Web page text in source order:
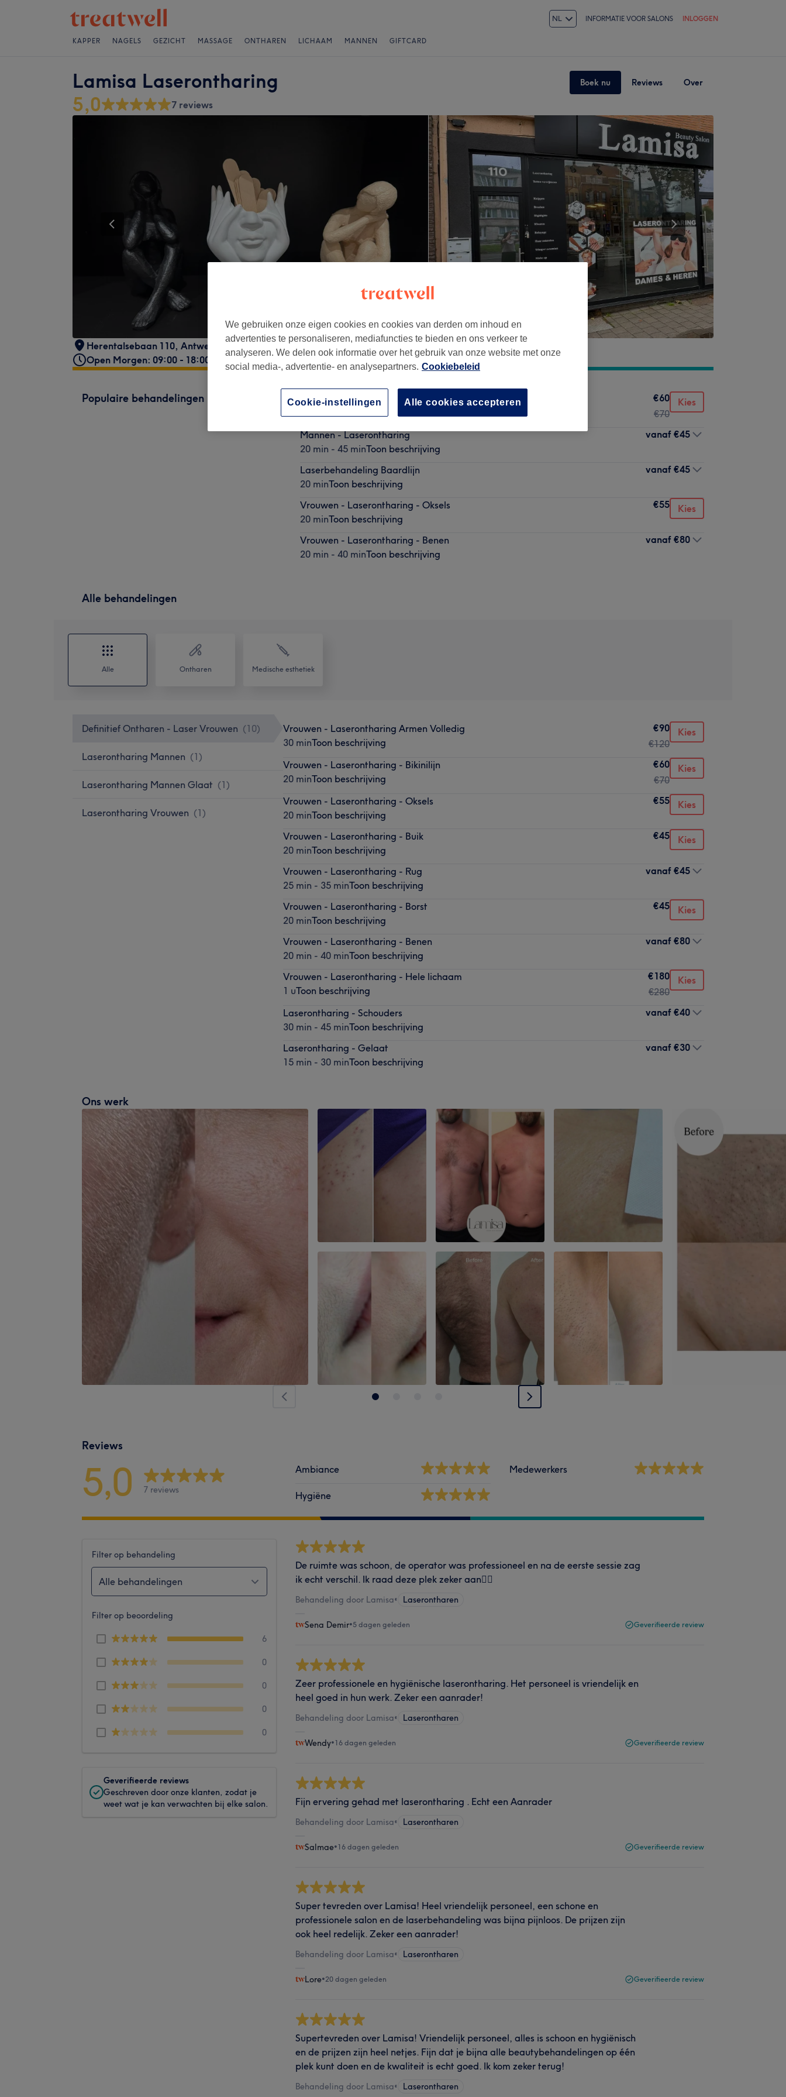
NL INFORMATIE VOOR SALONS INLOGGEN
KAPPER NAGELS GEZICHT MASSAGE ONTHAREN LICHAAM MANNEN GIFTCARD
Lamisa Laserontharing Boek nu Reviews Over
5,0 7 reviews
Herentalsebaan 110, Antwerpen, 2100 - Onderdeel van Lamisa Laserontharing & Nailart
Open Morgen: 09:00 - 18:00
Populaire behandelingen
Vrouwen - Laserontharing - Bikinilijn
€60
€70
Kies
Mannen - Laserontharing
20 min - 45 minToon beschrijving
vanaf €45
Laserbehandeling Baardlijn
20 minToon beschrijving
vanaf €45
Vrouwen - Laserontharing - Oksels
20 minToon beschrijving
€55 Kies
Vrouwen - Laserontharing - Benen
20 min - 40 minToon beschrijving
vanaf €80
Alle behandelingen
Alle Ontharen Medische esthetiek
Definitief Ontharen - Laser Vrouwen (10)
Laserontharing Mannen (1)
Laserontharing Mannen Glaat (1)
Laserontharing Vrouwen (1)
Vrouwen - Laserontharing Armen Volledig
30 minToon beschrijving
€90
€120
Kies
Vrouwen - Laserontharing - Bikinilijn
20 minToon beschrijving
€60
€70
Kies
Vrouwen - Laserontharing - Oksels
20 minToon beschrijving
€55 Kies
Vrouwen - Laserontharing - Buik
20 minToon beschrijving
€45 Kies
Vrouwen - Laserontharing - Rug
25 min - 35 minToon beschrijving
vanaf €45
Vrouwen - Laserontharing - Borst
20 minToon beschrijving
€45 Kies
Vrouwen - Laserontharing - Benen
20 min - 40 minToon beschrijving
vanaf €80
Vrouwen - Laserontharing - Hele lichaam
1 uToon beschrijving
€180
€280
Kies
Laserontharing - Schouders
30 min - 45 minToon beschrijving
vanaf €40
Laserontharing - Gelaat
15 min - 30 minToon beschrijving
vanaf €30
Ons werk
Reviews
5,0 7 reviews
Ambiance
Hygiëne
Medewerkers
Filter op behandeling
Alle behandelingen
Filter op beoordeling
6
0
0
0
0
Geverifieerde reviews
Geschreven door onze klanten, zodat je
weet wat je kan verwachten bij elke salon.
De ruimte was schoon, de operator was professioneel en na de eerste sessie zag
ik echt verschil. Ik raad deze plek zeker aan👍🏻
Behandeling door Lamisa• Laserontharen
Sena Demir•5 dagen geleden Geverifieerde review
Zeer professionele en hygiënische laserontharing. Het personeel is vriendelijk en
heel goed in hun werk. Zeker een aanrader!
Behandeling door Lamisa• Laserontharen
Wendy•16 dagen geleden Geverifieerde review
Fijn ervering gehad met laserontharing . Echt een Aanrader
Behandeling door Lamisa• Laserontharen
Salmae•16 dagen geleden Geverifieerde review
Super tevreden over Lamisa! Heel vriendelijk personeel, een schone en
professionele salon en de laserbehandeling was bijna pijnloos. De prijzen zijn
ook heel redelijk. Zeker een aanrader!
Behandeling door Lamisa• Laserontharen
Lore•20 dagen geleden Geverifieerde review
Supertevreden over Lamisa! Vriendelijk personeel, alles is schoon en hygiënisch
en de prijzen zijn heel netjes. Fijn dat je bijna alle beautybehandelingen op één
plek kunt doen en de kwaliteit is echt goed. Ik kom zeker terug!
Behandeling door Lamisa• Laserontharen
We gebruiken onze eigen cookies en cookies van derden om inhoud en
advertenties te personaliseren, mediafuncties te bieden en ons verkeer te
analyseren. We delen ook informatie over het gebruik van onze website met onze
social media-, advertentie- en analysepartners. Cookiebeleid
Alle cookies accepteren
Cookie-instellingen